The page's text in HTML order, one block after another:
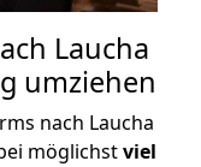
Laucha
umziehen
nach Laucha
möglichstviel